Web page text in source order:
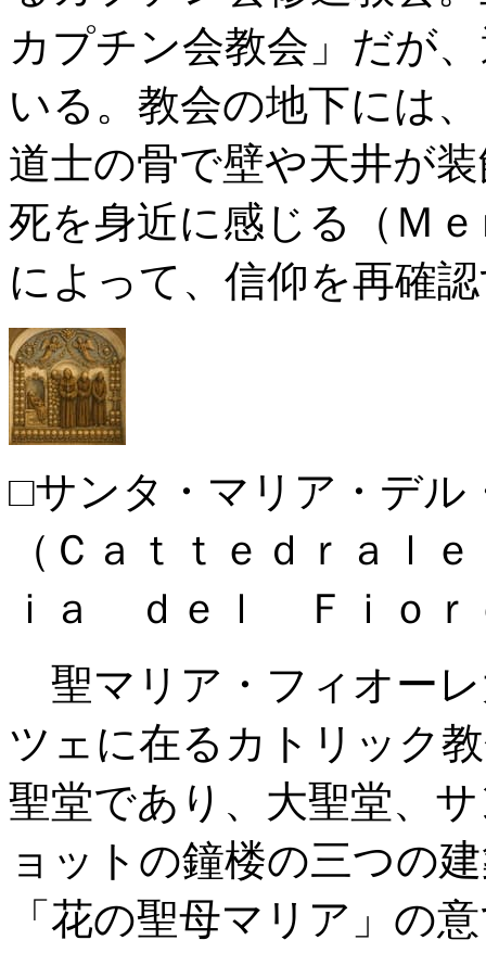
カプチン会教会」だが
いる。教会の地下には
道士の骨で壁や天井が
死を身近に感じる（Ｍ
によって、信仰を再確
□サンタ・マリア・デ
（Ｃａｔｔｅｄｒａ
ｉａ ｄｅｌ Ｆｉｏｒ
聖マリア・フィオー
ツェに在るカトリック
聖堂であり、大聖堂、
ョットの鐘楼の三つの
「花の聖母マリア」の